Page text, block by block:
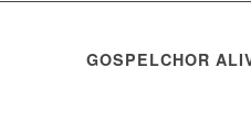
GOSPELCHOR